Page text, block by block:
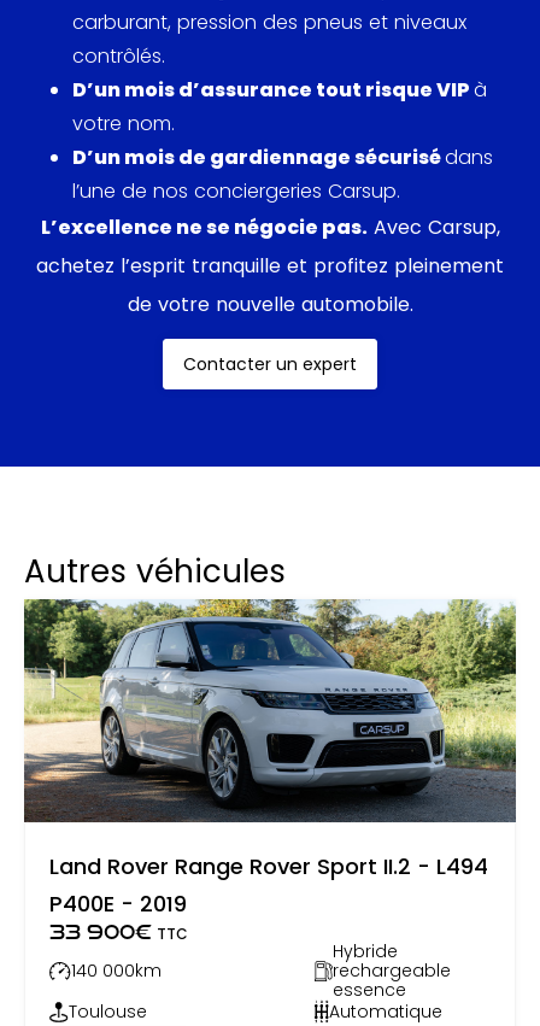
carburant, pression des pneus et niveaux
contrôlés.
D’un mois d’assurance tout risque VIPà
votre nom.
D’un mois de gardiennage sécurisédans
l’une de nos conciergeries Carsup.
L’excellence ne se négocie pas.Avec Carsup,
achetez l’esprit tranquille et profitez pleinement
de votre nouvelle automobile.
Contacter un expert
Autres véhicules
Land Rover Range Rover Sport II.2 - L494
P400E - 2019
33 900€ TTC
140 000km
Hybride
rechargeable
essence
Toulouse
Automatique